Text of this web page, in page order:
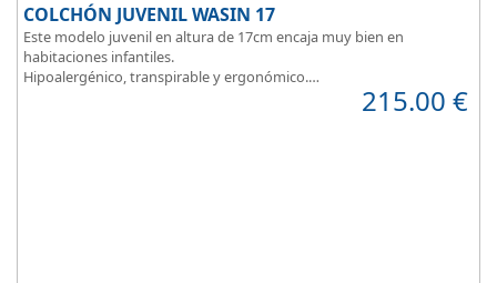
COLCHÓN JUVENIL WASIN 17
Este modelo juvenil en altura de 17cm encaja muy bien en
habitaciones infantiles.
Hipoalergénico, transpirable y ergonómico.
215.00 €